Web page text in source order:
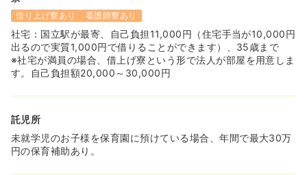
借り上げ寮あり 看護師寮あり
社宅：国立駅が最寄、自己負担11,000円（住宅手当が10,000円
出るので実質1,000円で借りることができます）、35歳まで
※社宅が満員の場合、借上げ寮という形で法人が部屋を用意しま
す。自己負担額20,000～30,000円
託児所
未就学児のお子様を保育園に預けている場合、年間で最大30万
円の保育補助あり。